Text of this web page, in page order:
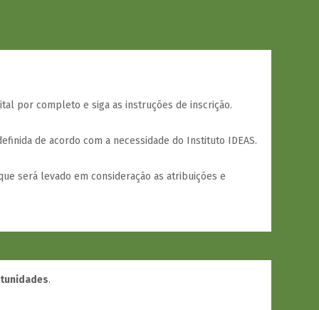
por completo e siga as instruções de inscrição.
de acordo com a necessidade do Instituto IDEAS.
será levado em consideração as atribuições e
.